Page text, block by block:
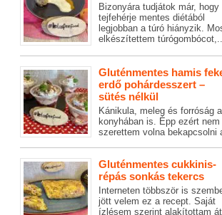
Bizonyára tudjátok már, hogy
tejfehérje mentes diétából
legjobban a túró hiányzik.
elkészítettem túrógombócot,...
Gluténmentes hamis
erdő pohárdesszert –
sütés nélkül
Kánikula, meleg és forróság a
konyhában is. Épp ezért nem
szerettem volna bekapcsolni
Gluténmentes cukkinis-
répás sonkás tekercs
Interneten többször is
jött velem ez a recept. Saját
ízlésem szerint alakítottam át